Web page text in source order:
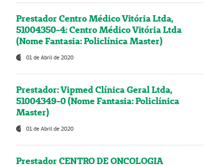
Prestador Centro Médico Vitória Ltda,
51004350-4: Centro Médico Vitória Ltda
(Nome Fantasia: Policlínica Master)
01 de Abril de 2020
Prestador: Vipmed Clínica Geral Ltda,
51004349-0 (Nome Fantasia: Policlínica
Master)
01 de Abril de 2020
Prestador CENTRO DE ONCOLOGIA